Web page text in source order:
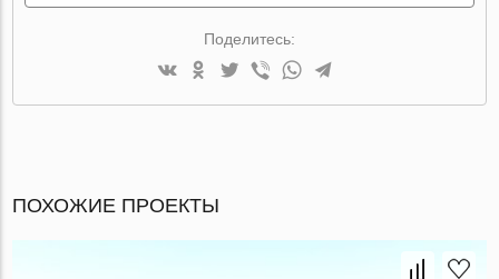
Поделитесь:
ПОХОЖИЕ ПРОЕКТЫ